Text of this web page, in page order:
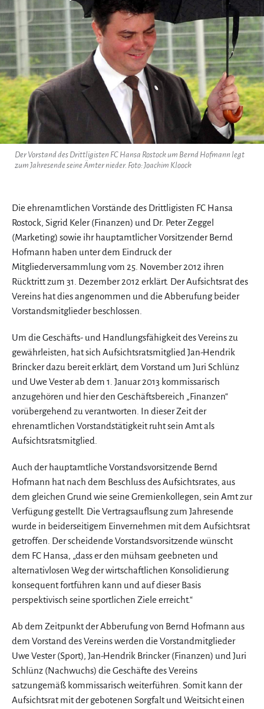
Der Vorstand des Drittligisten FC Hansa Rostock um Bernd Hofmann legt
zum Jahresende seine Ämter nieder. Foto: Joachim Kloock
Die ehrenamtlichen Vorstände des Drittligisten FC Hansa
Rostock, Sigrid Keler (Finanzen) und Dr. Peter Zeggel
(Marketing) sowie ihr hauptamtlicher Vorsitzender Bernd
Hofmann haben unter dem Eindruck der
Mitgliederversammlung vom 25. November 2012 ihren
Rücktritt zum 31. Dezember 2012 erklärt. Der Aufsichtsrat des
Vereins hat dies angenommen und die Abberufung beider
Vorstandsmitglieder beschlossen.
Um die Geschäfts- und Handlungsfähigkeit des Vereins zu
gewährleisten, hat sich Aufsichtsratsmitglied Jan-Hendrik
Brincker dazu bereit erklärt, dem Vorstand um Juri Schlünz
und Uwe Vester ab dem 1. Januar 2013 kommissarisch
anzugehören und hier den Geschäftsbereich „Finanzen“
vorübergehend zu verantworten. In dieser Zeit der
ehrenamtlichen Vorstandstätigkeit ruht sein Amt als
Aufsichtsratsmitglied.
Auch der hauptamtliche Vorstandsvorsitzende Bernd
Hofmann hat nach dem Beschluss des Aufsichtsrates, aus
dem gleichen Grund wie seine Gremienkollegen, sein Amt zur
Verfügung gestellt. Die Vertragsauflsung zum Jahresende
wurde in beiderseitigem Einvernehmen mit dem Aufsichtsrat
getroffen. Der scheidende Vorstandsvorsitzende wünscht
dem FC Hansa, „dass er den mühsam geebneten und
alternativlosen Weg der wirtschaftlichen Konsolidierung
konsequent fortführen kann und auf dieser Basis
perspektivisch seine sportlichen Ziele erreicht.“
Ab dem Zeitpunkt der Abberufung von Bernd Hofmann aus
dem Vorstand des Vereins werden die Vorstandmitglieder
Uwe Vester (Sport), Jan-Hendrik Brincker (Finanzen) und Juri
Schlünz (Nachwuchs) die Geschäfte des Vereins
satzungemäß kommissarisch weiterführen. Somit kann der
Aufsichtsrat mit der gebotenen Sorgfalt und Weitsicht einen